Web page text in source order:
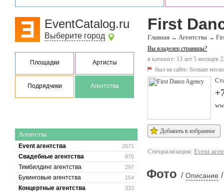
EventCatalog.ru
Выберите город
Площадки Артисты
Подрядчики Агентства
Агентства
2671
Event агентства
870
Свадебные агентства
297
Тимбилдинг агентства
154
Букинговые агентства
333
Концертные агентства
First
Главная → Агентства →
Вы владелец страницы?
в каталоге: 13 лет 5 месяцев
был на сайте: больше
Добавить в избранное
Специализация: Event
Фото / Описание /